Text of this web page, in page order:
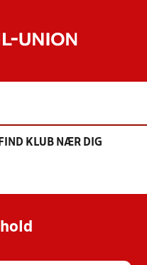
FIND KLUB NÆR DIG